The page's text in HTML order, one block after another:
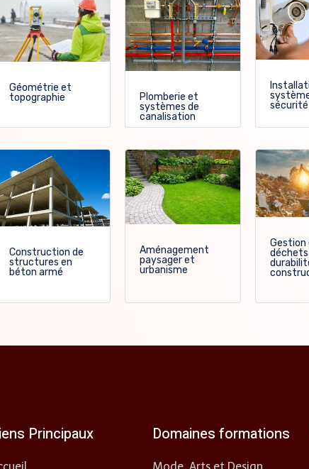
Géométrie et
topographie
Plomberie et
systèmes de
canalisation
sécurité
Construction de
structures en
béton armé
Aménagement
paysager et
urbanisme
Gestion
Principaux Domaines formations